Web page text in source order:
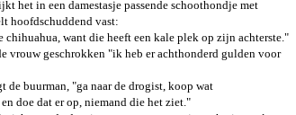
het in een damestasje passende schoothondje met
hoofdschuddend vast:
chihuahua, want die heeft een kale plek op zijn achterste."
vrouw geschrokken "ik heb er achthonderd gulden voor
de buurman, "ga naar de drogist, koop wat
doe dat er op, niemand die het ziet."